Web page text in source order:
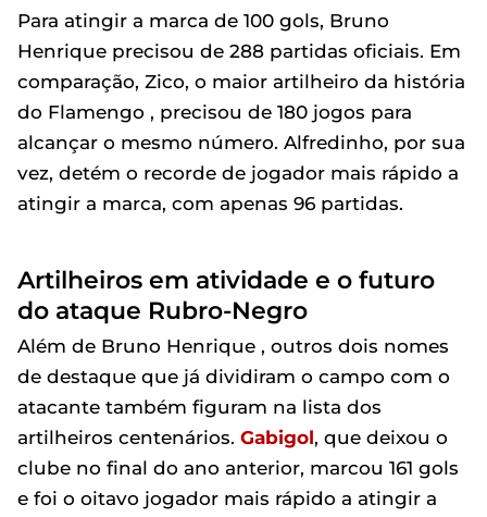
Para atingir a marca de 100 gols, Bruno
Henrique precisou de 288 partidas oficiais. Em
comparação, Zico, o maior artilheiro da história
do Flamengo , precisou de 180 jogos para
alcançar o mesmo número. Alfredinho, por sua
vez, detém o recorde de jogador mais rápido a
atingir a marca, com apenas 96 partidas.
Artilheiros em atividade e o futuro
do ataque Rubro-Negro
Além de Bruno Henrique , outros dois nomes
de destaque que já dividiram o campo com o
atacante também figuram na lista dos
artilheiros centenários. Gabigol, que deixou o
clube no final do ano anterior, marcou 161 gols
e foi o oitavo jogador mais rápido a atingir a